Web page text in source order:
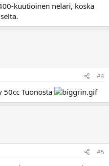
kuutioinen nelari, koska
#4
Tuonosta
#5